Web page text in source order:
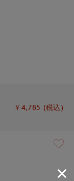
￥4,785 (税込)